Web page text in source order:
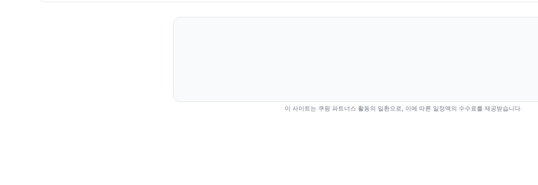
이 사이트는 쿠팡 파트너스 활동의 일환으로, 이에 따른 일정액의 수수료를 제공받습니다.